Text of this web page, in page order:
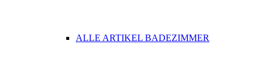
ALLE ARTIKEL BADEZIMMER